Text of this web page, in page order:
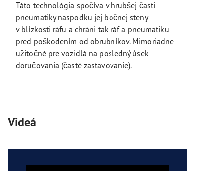
Táto technológia spočíva v hrubšej časti
pneumatiky naspodku jej bočnej steny
v blízkosti ráfu a chráni tak ráf a pneumatiku
pred poškodením od obrubníkov. Mimoriadne
užitočné pre vozidlá na posledný úsek
doručovania (časté zastavovanie).
Videá